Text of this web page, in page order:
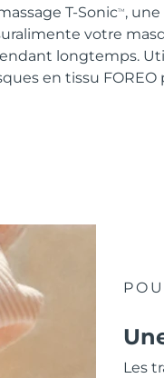
T-SonicTM ,
votre
longtemps.
en tissu
Les